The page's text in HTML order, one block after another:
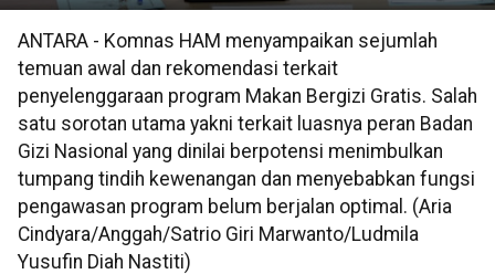
Play Mute Settings
PIP
ANTARA - Komnas HAM menyampaikan sejumlah
temuan awal dan rekomendasi terkait
penyelenggaraan program Makan Bergizi Gratis. Salah
satu sorotan utama yakni terkait luasnya peran Badan
Gizi Nasional yang dinilai berpotensi menimbulkan
tumpang tindih kewenangan dan menyebabkan fungsi
pengawasan program belum berjalan optimal. (Aria
Cindyara/Anggah/Satrio Giri Marwanto/Ludmila
Yusufin Diah Nastiti)